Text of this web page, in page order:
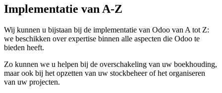
Implementatie van A-Z
Wij kunnen u bijstaan bij de implementatie van Odoo van A tot Z:
we beschikken over expertise binnen alle aspecten die Odoo te
bieden heeft.
Zo kunnen we u helpen bij de overschakeling van uw boekhouding,
maar ook bij het opzetten van uw stockbeheer of het organiseren
van uw projecten.